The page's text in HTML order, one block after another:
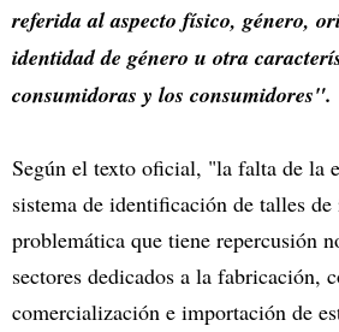
referida al aspecto físico, género,
identidad de género u otra
consumidoras y los consumidores".
Según el texto oficial, "la falta de la
sistema de identificación de talles
problemática que tiene repercusión
sectores dedicados a la fabricación,
comercialización e importación de